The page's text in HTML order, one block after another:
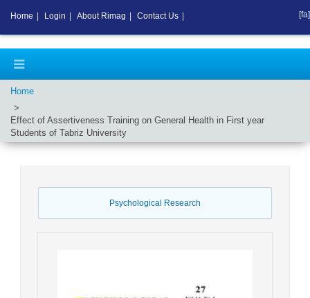
Home
Effect of Assertiveness Training on General Health in First year
Students of Tabriz University
Psychological Research
Home Login About Rimag Contact Us [fa]